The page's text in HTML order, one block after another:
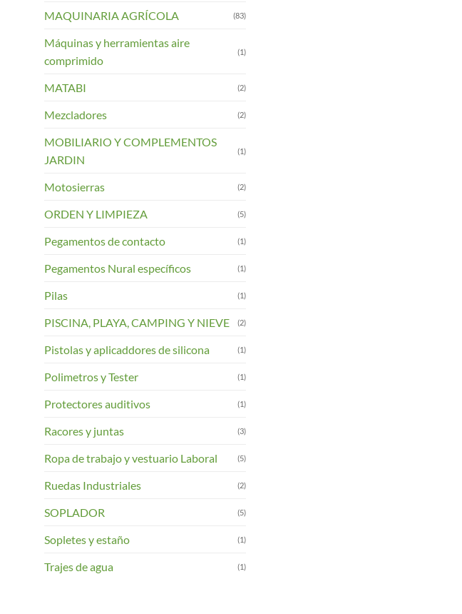
MAQUINARIA AGRÍCOLA (83)
Máquinas y herramientas aire
comprimido
(1)
MATABI (2)
Mezcladores (2)
MOBILIARIO Y COMPLEMENTOS
JARDIN
(1)
Motosierras (2)
ORDEN Y LIMPIEZA (5)
Pegamentos de contacto (1)
Pegamentos Nural específicos (1)
Pilas (1)
PISCINA, PLAYA, CAMPING Y NIEVE (2)
Pistolas y aplicaddores de silicona (1)
Polimetros y Tester (1)
Protectores auditivos (1)
Racores y juntas (3)
Ropa de trabajo y vestuario Laboral (5)
Ruedas Industriales (2)
SOPLADOR (5)
Sopletes y estaño (1)
Trajes de agua (1)